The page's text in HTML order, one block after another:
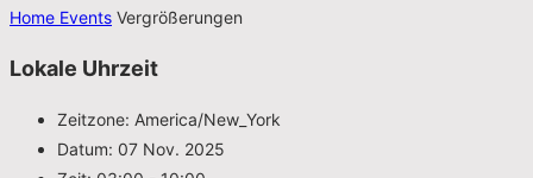
Home Events Vergrößerungen
Lokale Uhrzeit
Zeitzone: America/New_York
Datum: 07 Nov. 2025